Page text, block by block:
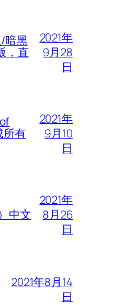
暗黑
，直
2021年
9月28
日
所有
2021年
9月10
日
中文
2021年
8月26
日
2021年8月14
日